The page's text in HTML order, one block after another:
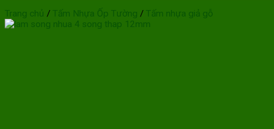
Trang chủ / Tấm Nhựa Ốp Tường / Tấm nhựa giả gỗ